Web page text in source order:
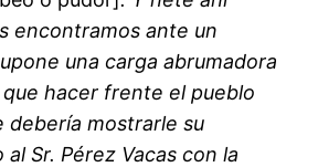
encontramos ante un
una carga abrumadora
hacer frente el pueblo
debería mostrarle su
Sr. Pérez Vacas con la